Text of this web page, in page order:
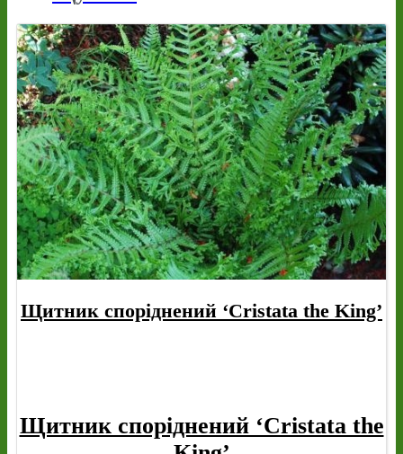
Щитник споріднений ‘Cristata the King’
Щитник споріднений ‘Cristata the